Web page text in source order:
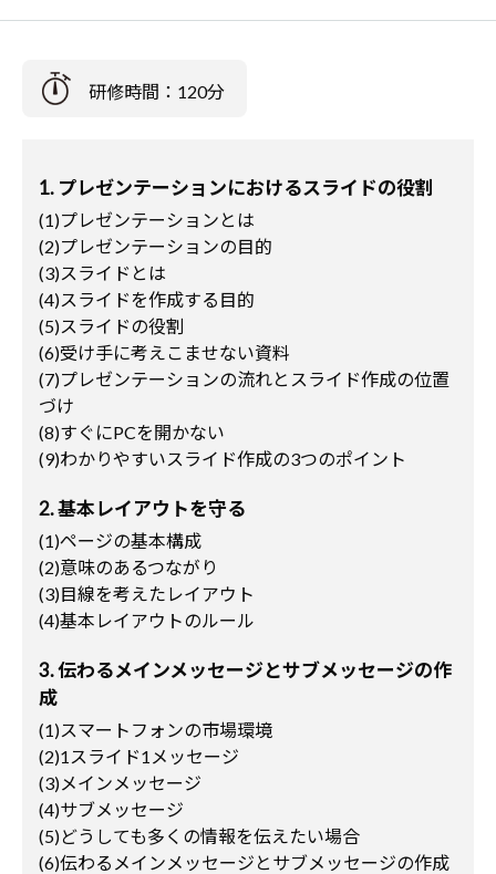
研修時間：120分
1. プレゼンテーションにおけるスライドの役割
(1)プレゼンテーションとは
(2)プレゼンテーションの目的
(3)スライドとは
(4)スライドを作成する目的
(5)スライドの役割
(6)受け手に考えこませない資料
(7)プレゼンテーションの流れとスライド作成の位置
づけ
(8)すぐにPCを開かない
(9)わかりやすいスライド作成の3つのポイント
2. 基本レイアウトを守る
(1)ページの基本構成
(2)意味のあるつながり
(3)目線を考えたレイアウト
(4)基本レイアウトのルール
3. 伝わるメインメッセージとサブメッセージの作
成
(1)スマートフォンの市場環境
(2)1スライド1メッセージ
(3)メインメッセージ
(4)サブメッセージ
(5)どうしても多くの情報を伝えたい場合
(6)伝わるメインメッセージとサブメッセージの作成